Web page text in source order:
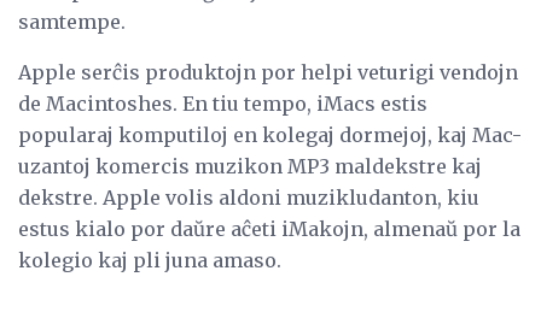
samtempe.
Apple serĉis produktojn por helpi veturigi vendojn
de Macintoshes. En tiu tempo, iMacs estis
popularaj komputiloj en kolegaj dormejoj, kaj Mac-
uzantoj komercis muzikon MP3 maldekstre kaj
dekstre. Apple volis aldoni muzikludanton, kiu
estus kialo por daŭre aĉeti iMakojn, almenaŭ por la
kolegio kaj pli juna amaso.